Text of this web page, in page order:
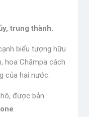
trung thành.
biểu tượng hữu
hoa Chămpa cách
của hai nước.
được bản